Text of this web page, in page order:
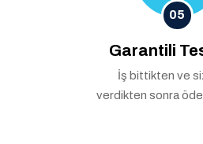
05
Garantili
İş bittikten ve
verdikten sonra